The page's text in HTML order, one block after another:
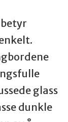
ristet
glass
dunkle